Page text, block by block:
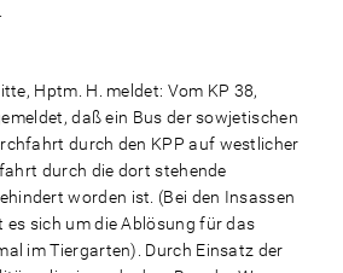
Hptm. H. meldet: Vom KP 38,
daß ein Bus der sowjetischen
durch den KPP auf westlicher
durch die dort stehende
worden ist. (Bei den Insassen
es sich um die Ablösung für das
im Tiergarten). Durch Einsatz der